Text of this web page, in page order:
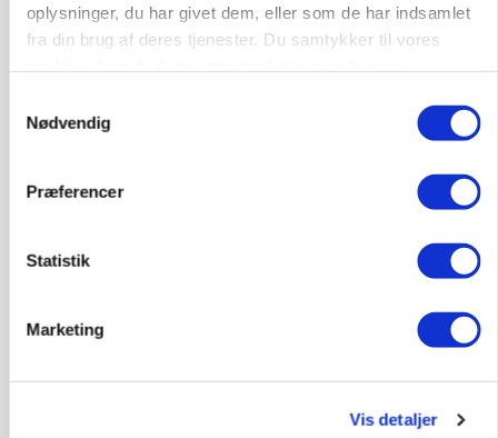
oplysninger, du har givet dem, eller som de har indsamlet
fra din brug af deres tjenester. Du samtykker til vores
Nødvendig
Præferencer
Statistik
Marketing
Vis detaljer
Annonce
PLANTER
skadedyrsrisici